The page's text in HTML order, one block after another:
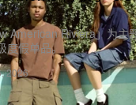
American Riviera」为主
假单品。
2026